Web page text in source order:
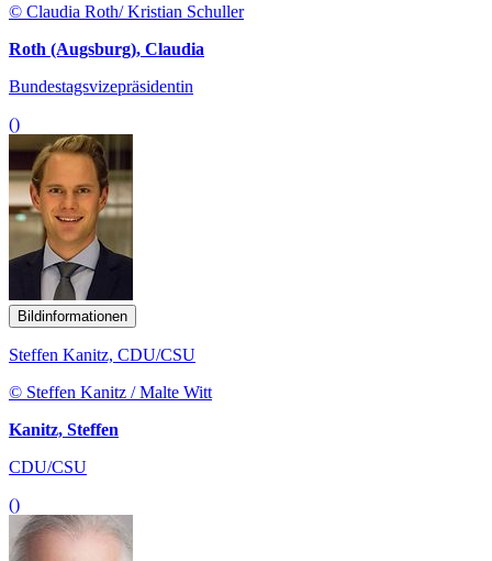
© Claudia Roth/ Kristian Schuller
Roth (Augsburg), Claudia
Bundestagsvizepräsidentin
()
Bildinformationen
Steffen Kanitz, CDU/CSU
© Steffen Kanitz / Malte Witt
Kanitz, Steffen
CDU/CSU
()